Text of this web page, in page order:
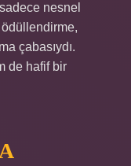
nesnel
çabasıydı.
de hafif bir